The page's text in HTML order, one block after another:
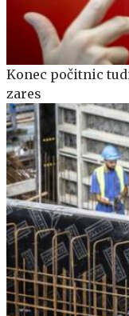
Konec počitnic
zares